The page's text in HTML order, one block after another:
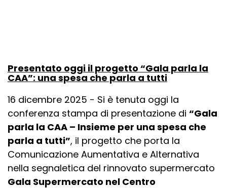
Presentato oggi il progetto “Gala parla la
CAA”: una spesa che parla a tutti
16 dicembre 2025 - Si è tenuta oggi la
conferenza stampa di presentazione di “Gala
parla la CAA – Insieme per una spesa che
parla a tutti”, il progetto che porta la
Comunicazione Aumentativa e Alternativa
nella segnaletica del rinnovato supermercato
Gala Supermercato nel Centro